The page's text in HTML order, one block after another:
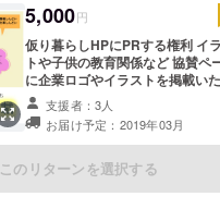
5,000円
仮り暮らしHPにPRする権利 イ
トや子供の教育関係など 協賛ペ
に企業ロゴやイラストを掲載い
ます。 ※掲載には審査がございま
支援者：3人
お届け予定：2019年03月
このリターンを選択する